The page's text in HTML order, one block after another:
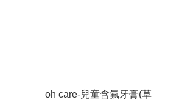
oh care-兒童含氟牙膏(草